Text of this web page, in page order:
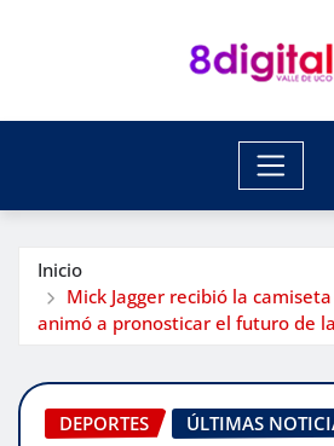
Inicio
Mick Jagger recibió la
animó a pronosticar el futuro de
DEPORTES ÚLTIMAS